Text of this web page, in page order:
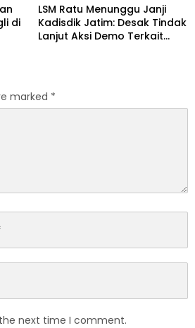
Pendidikan di Kediri
di
LSM Ratu Menunggu Janji
Kadisdik Jatim: Desak Tindak
Lanjut Aksi Demo Terkait
marked *
next time I comment.